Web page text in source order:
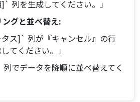
列を生成してください。」
グと並べ替え:
タス]` 列が『キャンセル』の行
てください。」
でデータを降順に並べ替えてく